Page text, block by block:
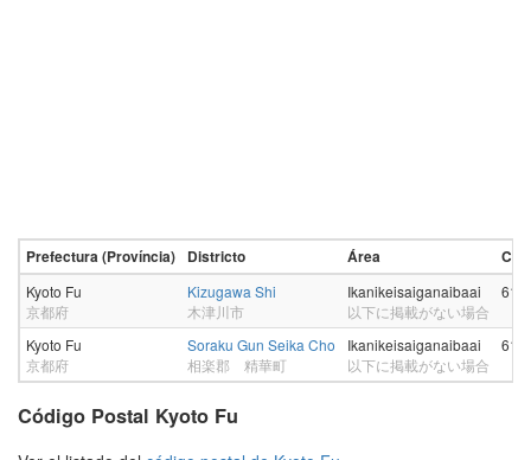
Prefectura (Província) Districto Área
Kyoto Fu
京都府
Kizugawa Shi
木津川市
Ikanikeisaiganaibaai
以下に掲載がない場合
Kyoto Fu
京都府
Soraku Gun Seika Cho
相楽郡 精華町
Ikanikeisaiganaibaai
以下に掲載がない場合
Código Postal Kyoto Fu